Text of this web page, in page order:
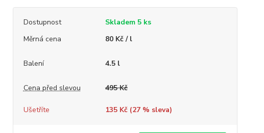
Dostupnost
Skladem 5 ks
Měrná cena
80 Kč / l
Balení 4.5 l
Cena před slevou 495 Kč
Ušetříte 135 Kč (27% sleva)